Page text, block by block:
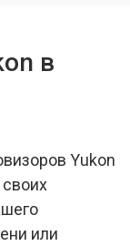
в
Yukon
или